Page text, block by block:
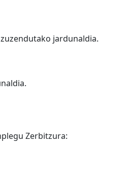
zuzendutako jardunaldia.
Zerbitzura: